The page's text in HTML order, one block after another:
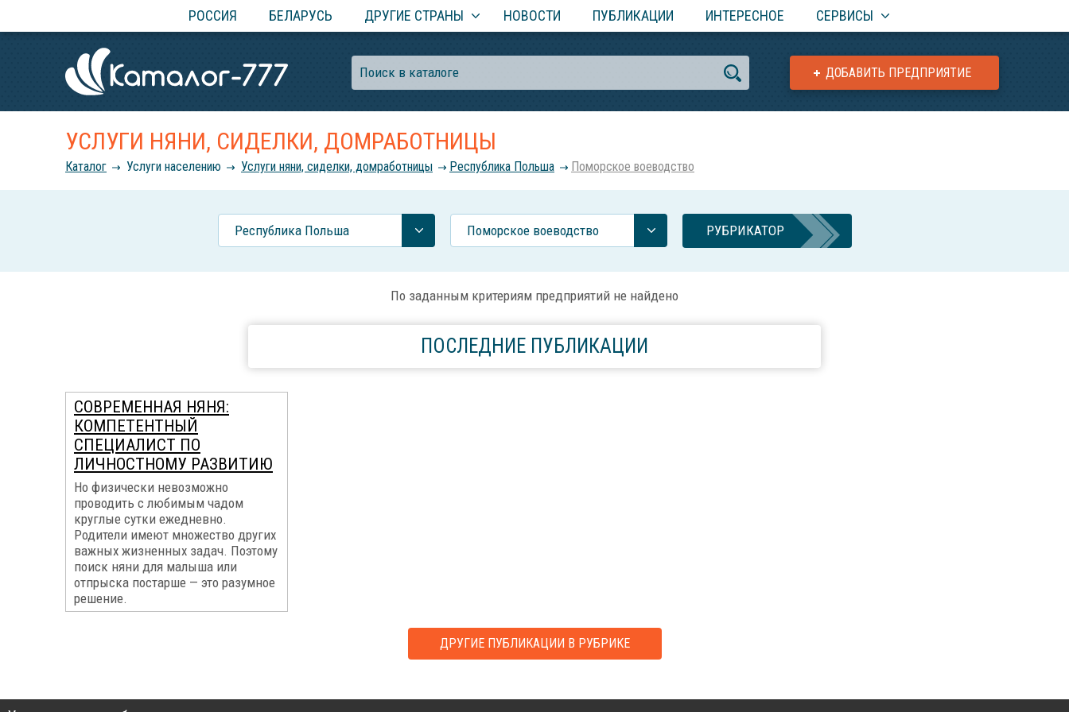
РОССИЯ БЕЛАРУСЬ ДРУГИЕ СТРАНЫ НОВОСТИ ПУБЛИКАЦИИ ИНТЕРЕСНОЕ СЕРВИСЫ
ДОБАВИТЬ ПРЕДПРИЯТИЕ
УСЛУГИ НЯНИ, СИДЕЛКИ, ДОМРАБОТНИЦЫ
Каталог Услуги населению Услуги няни, сиделки, домработницы Республика Польша Поморское воеводство
Республика Польша Поморское воеводство РУБРИКАТОР
По заданным критериям предприятий не найдено
ПОСЛЕДНИЕ ПУБЛИКАЦИИ
СОВРЕМЕННАЯ НЯНЯ:
КОМПЕТЕНТНЫЙ
СПЕЦИАЛИСТ ПО
ЛИЧНОСТНОМУ РАЗВИТИЮ
Но физически невозможно
проводить с любимым чадом
круглые сутки ежедневно.
Родители имеют множество других
важных жизненных задач. Поэтому
поиск няни для малыша или
отпрыска постарше — это разумное
решение.
ДРУГИЕ ПУБЛИКАЦИИ В РУБРИКЕ